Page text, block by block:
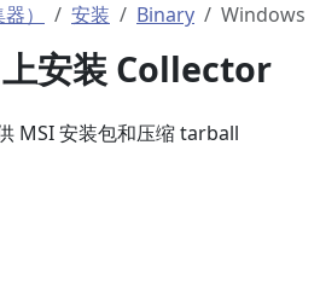
） 安装 Binary Windows
安装 Collector
MSI 安装包和压缩 tarball